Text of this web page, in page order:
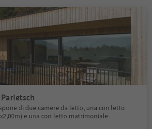
di due camere da letto, una con letto
e una con letto matrimoniale